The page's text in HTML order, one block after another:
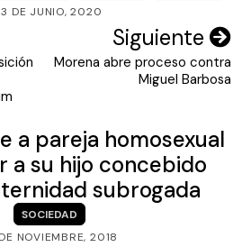
DE JUNIO, 2020
Siguiente
Morena abre proceso contra
Miguel Barbosa
a pareja homosexual
a su hijo concebido
subrogada
SOCIEDAD
NOVIEMBRE, 2018